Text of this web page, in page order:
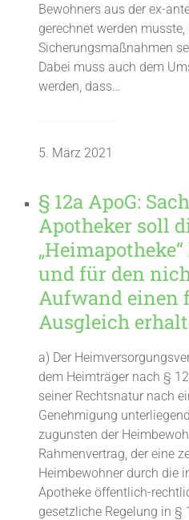
Bewohners aus der ex-
gerechnet werden
Sicherungsmaßnahmen
Dabei muss auch dem
werden, dass…
5. März 2021
§ 12a ApoG:
Apotheker soll
und für den
Aufwand einen
Ausgleich
a) Der
dem Heimträger nach §
seiner Rechtsnatur nach
Genehmigung
zugunsten der
Rahmenvertrag, der eine
Heimbewohner durch die
Apotheke öffentlich-
gesetzliche Regelung in §